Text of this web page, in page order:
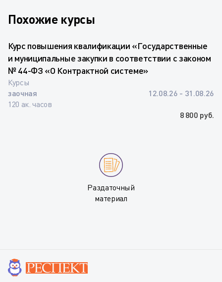
Похожие курсы
Курс повышения квалификации «Государственные
и муниципальные закупки в соответствии с законом
№ 44-ФЗ «О Контрактной системе»
Курсы
заочная
120 ак. часов
12.08.26 - 31.08.26
8 800 руб.
Раздаточный
материал